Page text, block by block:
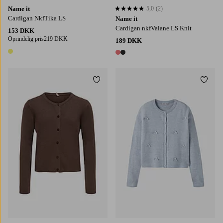
Name it
Cardigan NkfTika LS
153 DKK
Oprindelig pris219 DKK
1 farve
Name it
Cardigan nkfValane LS Knit
189 DKK
2 farver
5,0 baseret på 2 bedømmelser
5,0 (2)
Tilføj til favoritter
122/128134/140 146-152158/164 134/140146-152